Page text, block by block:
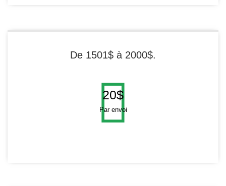
De 1501$ à 2000$.
20$
Par envoi